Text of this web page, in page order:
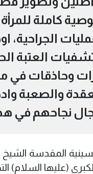
كاملة
الجراحية،
العتبة
وحاذقات في
والصعبة
نجاحهم في
المقدسة الشيخ
(عليها السلام)